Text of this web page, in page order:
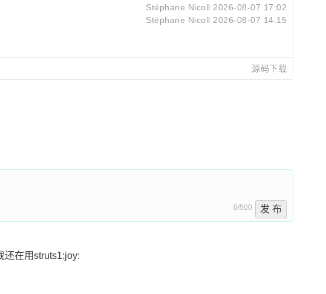
Stéphane Nicoll 2026-08-07 17:02
Stéphane Nicoll 2026-08-07 14:15
源码下载
0/500 发 布
还在用struts1:joy: